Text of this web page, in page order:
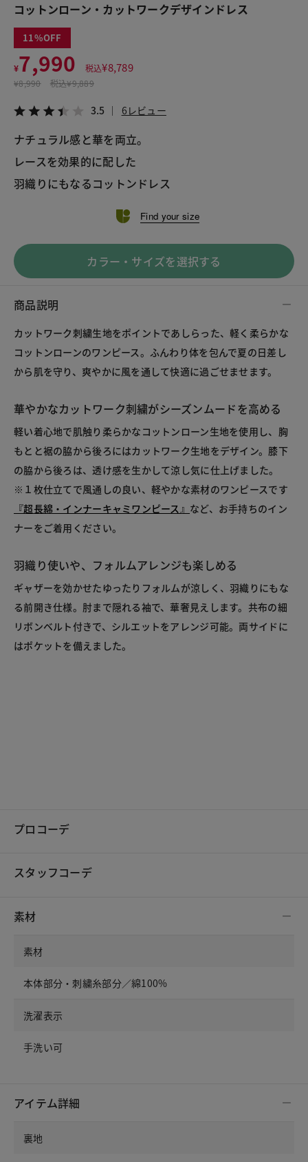
コットンローン・カットワークデザインドレス
11
¥7,990 税込¥8,789
¥8,990 税込¥9,889
3.5 6レビュー
ナチュラル感と華を両立。
レースを効果的に配した
羽織りにもなるコットンドレス
Find your size
カラー・サイズを選択する
商品説明
カットワーク刺繍生地をポイントであしらった、軽く柔らかな
コットンローンのワンピース。ふんわり体を包んで夏の日差し
から肌を守り、爽やかに風を通して快適に過ごせませます。
華やかなカットワーク刺繍がシーズンムードを高める
軽い着心地で肌触り柔らかなコットンローン生地を使用し、胸
もとと裾の脇から後ろにはカットワーク生地をデザイン。膝下
の脇から後ろは、透け感を生かして涼し気に仕上げました。
※１枚仕立てで風通しの良い、軽やかな素材のワンピースです
『超長綿・インナーキャミワンピース』 など、お手持ちのイン
ナーをご着用ください。
羽織り使いや、フォルムアレンジも楽しめる
ギャザーを効かせたゆったりフォルムが涼しく、羽織りにもな
る前開き仕様。肘まで隠れる袖で、華奢見えします。共布の細
リボンベルト付きで、シルエットをアレンジ可能。両サイドに
プロコーデ
スタッフコーデ
素材
素材
本体部分・刺繍糸部分／綿100%
洗濯表示
手洗い可
アイテム詳細
裏地
コットンローン・カットワークデザインドレス